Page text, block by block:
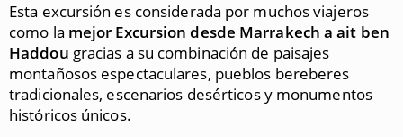
Esta excursión es considerada por muchos viajeros
como la mejor Excursion desde Marrakech a ait ben
Haddou gracias a su combinación de paisajes
montañosos espectaculares, pueblos bereberes
tradicionales, escenarios desérticos y monumentos
históricos únicos.